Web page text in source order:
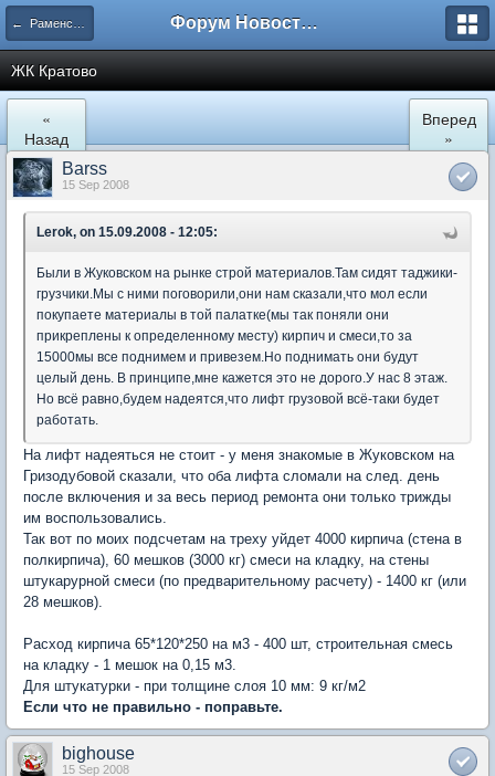
← Раменское Форум Новостройки
ЖК Кратово
«
Назад
Вперед
»
Barss
15 Sep 2008
Lerok, on 15.09.2008 - 12:05:
Были в Жуковском на рынке строй материалов.Там сидят таджики-
грузчики.Мы с ними поговорили,они нам сказали,что мол если
покупаете материалы в той палатке(мы так поняли они
прикреплены к определенному месту) кирпич и смеси,то за
15000мы все поднимем и привезем.Но поднимать они будут
целый день. В принципе,мне кажется это не дорого.У нас 8 этаж.
Но всё равно,будем надеятся,что лифт грузовой всё-таки будет
работать.
На лифт надеяться не стоит - у меня знакомые в Жуковском на
Гризодубовой сказали, что оба лифта сломали на след. день
после включения и за весь период ремонта они только трижды
им воспользовались.
Так вот по моих подсчетам на треху уйдет 4000 кирпича (стена в
полкирпича), 60 мешков (3000 кг) смеси на кладку, на стены
штукарурной смеси (по предварительному расчету) - 1400 кг (или
28 мешков).
Расход кирпича 65*120*250 на м3 - 400 шт, строительная смесь
на кладку - 1 мешок на 0,15 м3.
Для штукатурки - при толщине слоя 10 мм: 9 кг/м2
Если что не правильно - поправьте.
bighouse
15 Sep 2008